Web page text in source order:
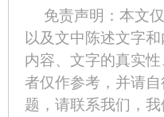
免责声明：本文
以及文中陈述文字
内容、文字的真实
者仅作参考，并请
题，请联系我们，